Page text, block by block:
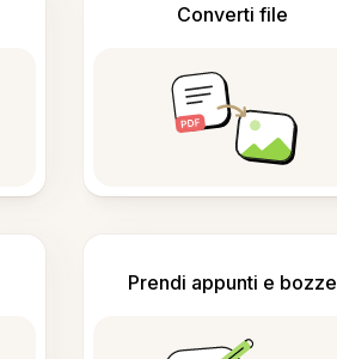
Converti file
Prendi appunti e bozze